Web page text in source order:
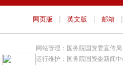
网页版 | 英文版 | 邮箱 |
网站管理：国务院国资委宣传局
运行维护：国务院国资委新闻